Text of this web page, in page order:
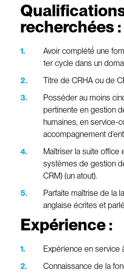
recherchées :
Avoir complété́ une
1er cycle dans un
Titre de CRHA ou de
Posséder au moins
pertinente en gestion
humaines, en service-
accompagnement
Maîtriser la suite office
systèmes de gestion
CRM) (un atout).
Parfaite maîtrise de la
anglaise écrites et
Expérience :
Expérience en service
Connaissance de la